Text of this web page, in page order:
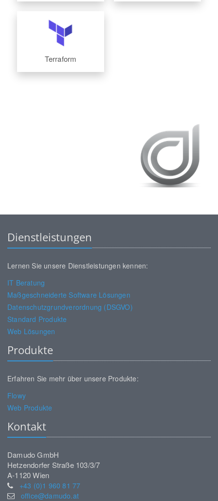
Terraform
Dienstleistungen
Lernen Sie unsere Dienstleistungen kennen:
IT Beratung
Maßgeschneiderte Software Lösungen
Datenschutzgrundverordnung (DSGVO)
Standard Produkte
Web Lösungen
Produkte
Erfahren Sie mehr über unsere Produkte:
Flowy
Web Produkte
Kontakt
Damudo GmbH
Hetzendorfer Straße 103/3/7
A-1120 Wien
+43 (0)1 960 81 77
office@damudo.at